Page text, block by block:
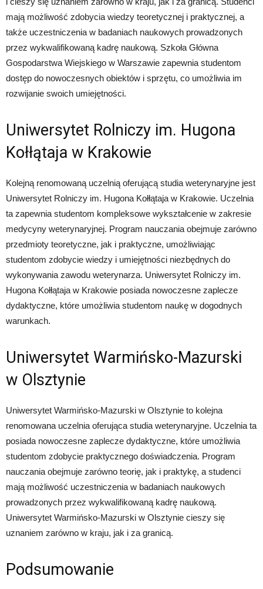
mają możliwość zdobycia wiedzy teoretycznej i praktycznej, a
także uczestniczenia w badaniach naukowych prowadzonych
przez wykwalifikowaną kadrę naukową. Szkoła Główna
Gospodarstwa Wiejskiego w Warszawie zapewnia studentom
dostęp do nowoczesnych obiektów i sprzętu, co umożliwia im
rozwijanie swoich umiejętności.
Uniwersytet Rolniczy im. Hugona
Kołłątaja w Krakowie
Kolejną renomowaną uczelnią oferującą studia weterynaryjne jest
Uniwersytet Rolniczy im. Hugona Kołłątaja w Krakowie. Uczelnia
ta zapewnia studentom kompleksowe wykształcenie w zakresie
medycyny weterynaryjnej. Program nauczania obejmuje zarówno
przedmioty teoretyczne, jak i praktyczne, umożliwiając
studentom zdobycie wiedzy i umiejętności niezbędnych do
wykonywania zawodu weterynarza. Uniwersytet Rolniczy im.
Hugona Kołłątaja w Krakowie posiada nowoczesne zaplecze
dydaktyczne, które umożliwia studentom naukę w dogodnych
warunkach.
Uniwersytet Warmińsko-Mazurski
w Olsztynie
Uniwersytet Warmińsko-Mazurski w Olsztynie to kolejna
renomowana uczelnia oferująca studia weterynaryjne. Uczelnia ta
posiada nowoczesne zaplecze dydaktyczne, które umożliwia
studentom zdobycie praktycznego doświadczenia. Program
nauczania obejmuje zarówno teorię, jak i praktykę, a studenci
mają możliwość uczestniczenia w badaniach naukowych
prowadzonych przez wykwalifikowaną kadrę naukową.
Uniwersytet Warmińsko-Mazurski w Olsztynie cieszy się
uznaniem zarówno w kraju, jak i za granicą.
Podsumowanie